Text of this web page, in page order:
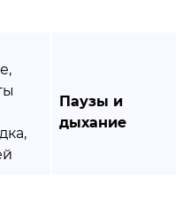
Паузы и
дыхание